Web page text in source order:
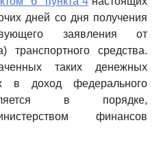
дней со дня получения
заявления от
транспортного средства.
таких денежных
в доход федерального
в порядке,
финансов